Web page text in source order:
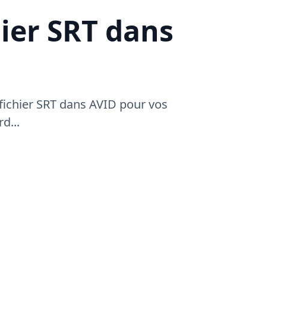
SRT dans
SRT dans AVID pour vos